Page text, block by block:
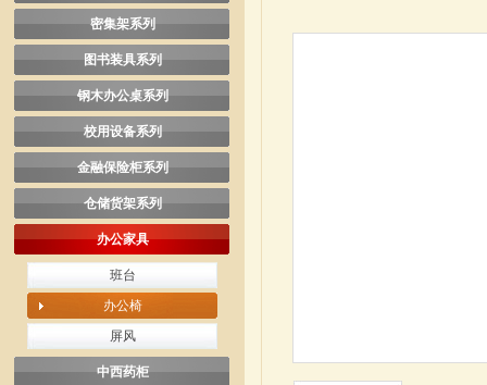
密集架系列
图书装具系列
钢木办公桌系列
校用设备系列
金融保险柜系列
仓储货架系列
办公家具
班台
办公椅
屏风
中西药柜